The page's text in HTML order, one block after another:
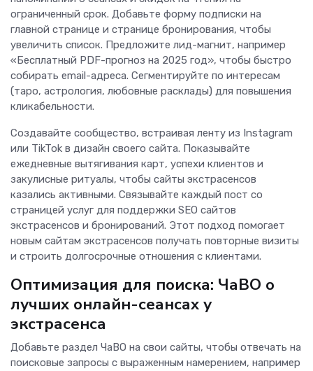
ограниченный срок. Добавьте форму подписки на
главной странице и странице бронирования, чтобы
увеличить список. Предложите лид-магнит, например
«Бесплатный PDF-прогноз на 2025 год», чтобы быстро
собирать email-адреса. Сегментируйте по интересам
(таро, астрология, любовные расклады) для повышения
кликабельности.
Создавайте сообщество, встраивая ленту из Instagram
или TikTok в дизайн своего сайта. Показывайте
ежедневные вытягивания карт, успехи клиентов и
закулисные ритуалы, чтобы сайты экстрасенсов
казались активными. Связывайте каждый пост со
страницей услуг для поддержки SEO сайтов
экстрасенсов и бронирований. Этот подход помогает
новым сайтам экстрасенсов получать повторные визиты
и строить долгосрочные отношения с клиентами.
Оптимизация для поиска: ЧаВО о
лучших онлайн-сеансах у
экстрасенса
Добавьте раздел ЧаВО на свои сайты, чтобы отвечать на
поисковые запросы с выраженным намерением, например